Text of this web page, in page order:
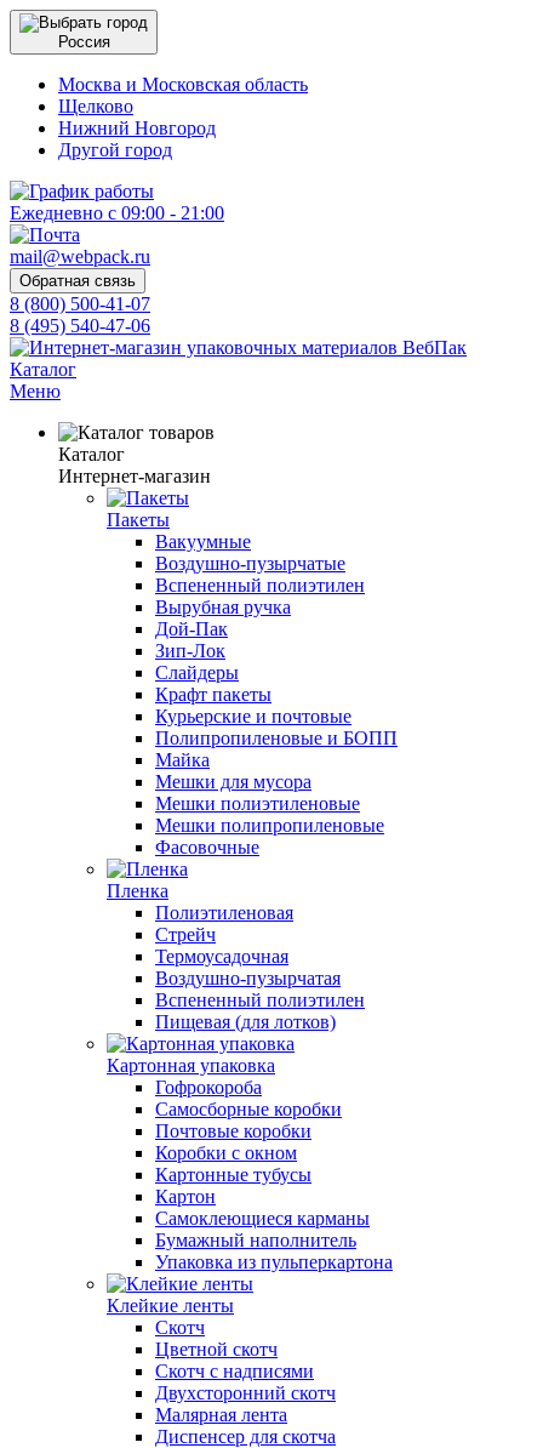
Россия
Москва и Московская область
Щелково
Нижний Новгород
Другой город
Ежедневно с 09:00 - 21:00
mail@webpack.ru
Обратная связь
8 (800) 500-41-07
8 (495) 540-47-06
Каталог
Меню
Каталог
Интернет-магазин
Пакеты
Вакуумные
Воздушно-пузырчатые
Вспененный полиэтилен
Вырубная ручка
Дой-Пак
Зип-Лок
Слайдеры
Крафт пакеты
Курьерские и почтовые
Полипропиленовые и БОПП
Майка
Мешки для мусора
Мешки полиэтиленовые
Мешки полипропиленовые
Фасовочные
Пленка
Полиэтиленовая
Стрейч
Термоусадочная
Воздушно-пузырчатая
Вспененный полиэтилен
Пищевая (для лотков)
Картонная упаковка
Гофрокороба
Самосборные коробки
Почтовые коробки
Коробки с окном
Картонные тубусы
Картон
Самоклеющиеся карманы
Бумажный наполнитель
Упаковка из пульперкартона
Клейкие ленты
Скотч
Цветной скотч
Скотч с надписями
Двухсторонний скотч
Малярная лента
Диспенсер для скотча